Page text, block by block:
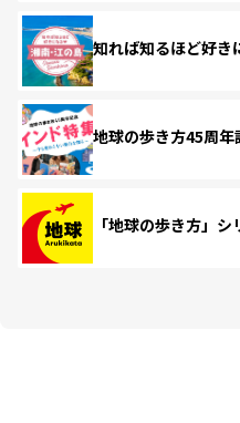
知れば知るほど好き
地球の歩き方45周年
「地球の歩き方」